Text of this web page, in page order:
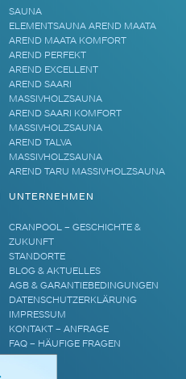
SAUNA
ELEMENTSAUNA AREND MAATA
AREND MAATA KOMFORT
AREND PERFEKT
AREND EXCELLENT
AREND SAARI
MASSIVHOLZSAUNA
AREND SAARI KOMFORT
MASSIVHOLZSAUNA
AREND TALVA
MASSIVHOLZSAUNA
AREND TARU MASSIVHOLZSAUNA
UNTERNEHMEN
CRANPOOL – GESCHICHTE &
ZUKUNFT
STANDORTE
BLOG & AKTUELLES
AGB & GARANTIEBEDINGUNGEN
DATENSCHUTZERKLÄRUNG
IMPRESSUM
KONTAKT – ANFRAGE
FAQ – HÄUFIGE FRAGEN